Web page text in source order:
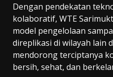
Dengan pendekatan
kolaboratif, WTE
model pengelolaan
direplikasi di wilayah lain
mendorong terciptanya
bersih, sehat, dan